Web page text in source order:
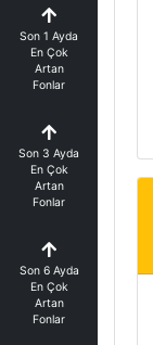
Son 1 Ayda
En Çok
Artan
Fonlar
Son 3 Ayda
En Çok
Artan
Fonlar
Son 6 Ayda
En Çok
Artan
Fonlar